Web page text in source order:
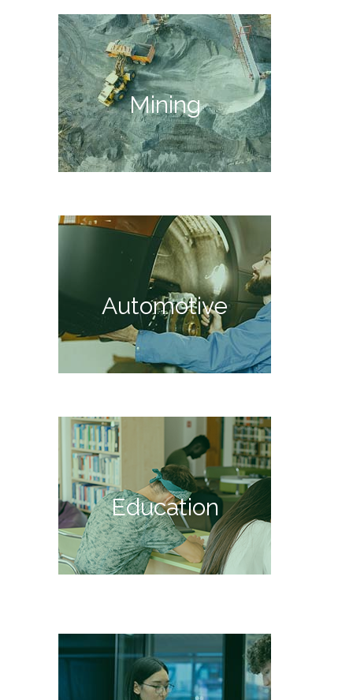
Mining
Automotive
Education